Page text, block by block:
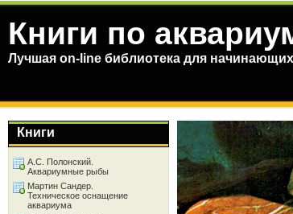
Книги по
Лучшая on-line библиотека для
Книги
А.С. Полонский.
Аквариумные рыбы
Мартин Сандер.
Техническое оснащение
аквариума